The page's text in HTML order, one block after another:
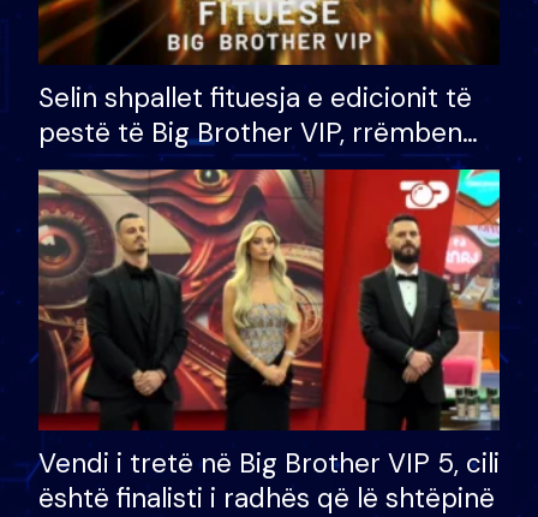
Selin shpallet fituesja e edicionit të
pestë të Big Brother VIP, rrëmben
çmimin e madh prej 100 mijë eurosh
Vendi i tretë në Big Brother VIP 5, cili
është finalisti i radhës që lë shtëpinë